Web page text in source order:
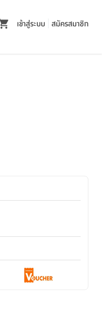
เข้าสู่ระบบ สมัครสมาชิก